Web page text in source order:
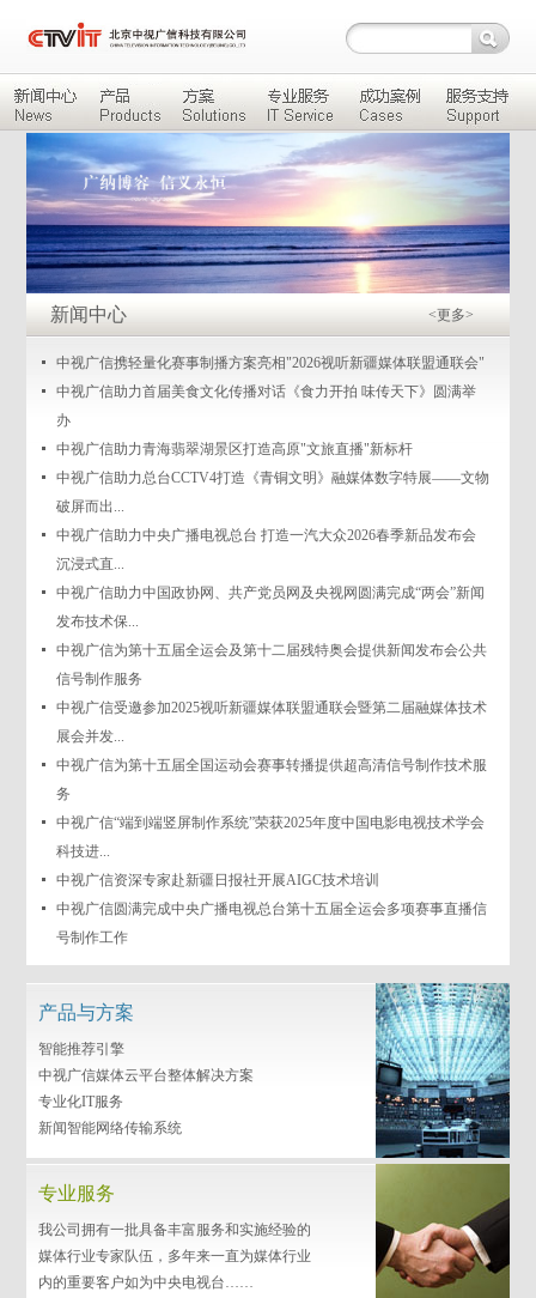
新闻中心 <更多>
中视广信携轻量化赛事制播方案亮相"2026视听新疆媒体联盟通联会"
中视广信助力首届美食文化传播对话《食力开拍 味传天下》圆满举
办
中视广信助力青海翡翠湖景区打造高原"文旅直播"新标杆
中视广信助力总台CCTV4打造《青铜文明》融媒体数字特展——文物
破屏而出...
中视广信助力中央广播电视总台 打造一汽大众2026春季新品发布会
沉浸式直...
中视广信助力中国政协网、共产党员网及央视网圆满完成“两会”新闻
发布技术保...
中视广信为第十五届全运会及第十二届残特奥会提供新闻发布会公共
信号制作服务
中视广信受邀参加2025视听新疆媒体联盟通联会暨第二届融媒体技术
展会并发...
中视广信为第十五届全国运动会赛事转播提供超高清信号制作技术服
务
中视广信“端到端竖屏制作系统”荣获2025年度中国电影电视技术学会
科技进...
中视广信资深专家赴新疆日报社开展AIGC技术培训
中视广信圆满完成中央广播电视总台第十五届全运会多项赛事直播信
号制作工作
产品与方案
智能推荐引擎
中视广信媒体云平台整体解决方案
专业化IT服务
新闻智能网络传输系统
专业服务
我公司拥有一批具备丰富服务和实施经验的
媒体行业专家队伍，多年来一直为媒体行业
内的重要客户如为中央电视台……